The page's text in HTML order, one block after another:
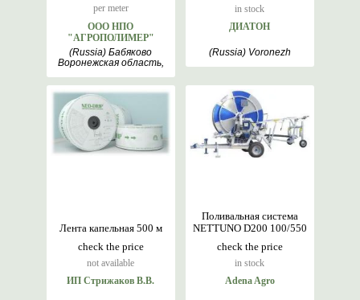
per meter
ООО НПО
"АГРОПОЛИМЕР"
(Russia) Бабяково
Воронежская область,
in stock
ДИАТОН
(Russia) Voronezh
check the price
not available
Лента капельная 500 м
ИП Стрижаков В.В.
check the price
in stock
Поливальная система
NETTUNO D200 100/550
Adena Agro